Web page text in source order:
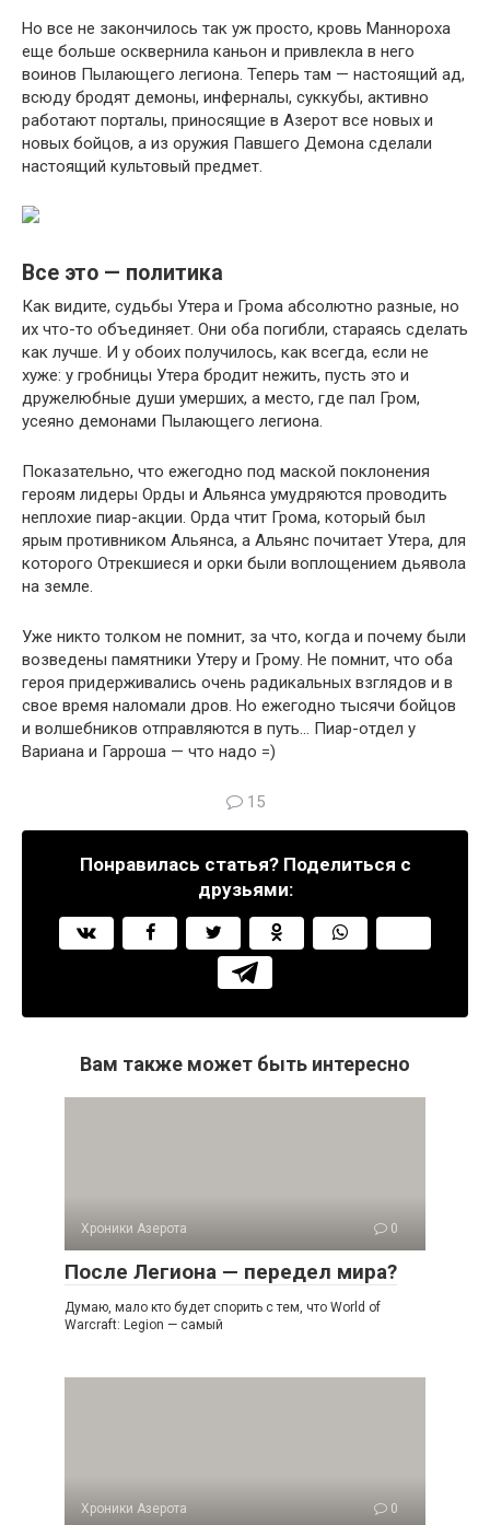
Но все не закончилось так уж просто, кровь Маннороха
еще больше осквернила каньон и привлекла в него
воинов Пылающего легиона. Теперь там — настоящий ад,
всюду бродят демоны, инферналы, суккубы, активно
работают порталы, приносящие в Азерот все новых и
новых бойцов, а из оружия Павшего Демона сделали
настоящий культовый предмет.
Все это — политика
Как видите, судьбы Утера и Грома абсолютно разные, но
их что-то объединяет. Они оба погибли, стараясь сделать
как лучше. И у обоих получилось, как всегда, если не
хуже: у гробницы Утера бродит нежить, пусть это и
дружелюбные души умерших, а место, где пал Гром,
усеяно демонами Пылающего легиона.
Показательно, что ежегодно под маской поклонения
героям лидеры Орды и Альянса умудряются проводить
неплохие пиар-акции. Орда чтит Грома, который был
ярым противником Альянса, а Альянс почитает Утера, для
которого Отрекшиеся и орки были воплощением дьявола
на земле.
Уже никто толком не помнит, за что, когда и почему были
возведены памятники Утеру и Грому. Не помнит, что оба
героя придерживались очень радикальных взглядов и в
свое время наломали дров. Но ежегодно тысячи бойцов
и волшебников отправляются в путь… Пиар-отдел у
Вариана и Гарроша — что надо =)
15
Понравилась статья? Поделиться с
друзьями:
Вам также может быть интересно
Хроники Азерота 0
После Легиона — передел мира?
Думаю, мало кто будет спорить с тем, что World of
Warcraft: Legion — самый
Хроники Азерота 0